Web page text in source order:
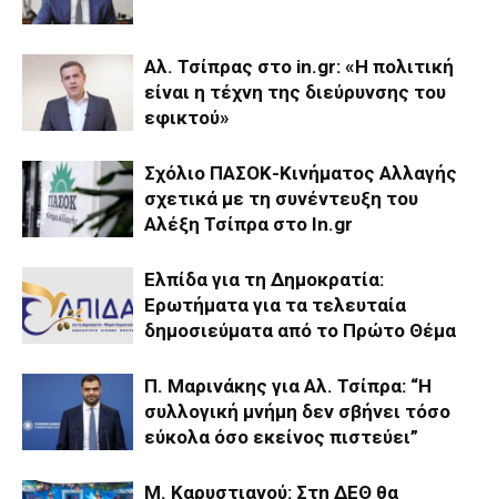
Aλ. Τσίπρας στο in.gr: «Η πολιτική
είναι η τέχνη της διεύρυνσης του
εφικτού»
Σχόλιο ΠΑΣΟΚ-Κινήματος Αλλαγής
σχετικά με τη συνέντευξη του
Αλέξη Τσίπρα στο In.gr
Ελπίδα για τη Δημοκρατία:
Ερωτήματα για τα τελευταία
δημοσιεύματα από το Πρώτο Θέμα
Π. Μαρινάκης για Αλ. Τσίπρα: “Η
συλλογική μνήμη δεν σβήνει τόσο
εύκολα όσο εκείνος πιστεύει”
Μ. Καρυστιανού: Στη ΔΕΘ θα